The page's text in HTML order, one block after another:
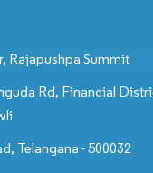
Rajapushpa Summit
Rd, Financial
Telangana - 500032